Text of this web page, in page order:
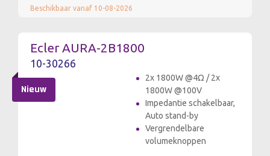
Beschikbaar vanaf 10-08-2026
Nieuw
Ecler AURA-2B1800
10-30266
2x 1800W @4Ω / 2x
1800W @100V
Impedantie schakelbaar,
Auto stand-by
Vergrendelbare
volumeknoppen